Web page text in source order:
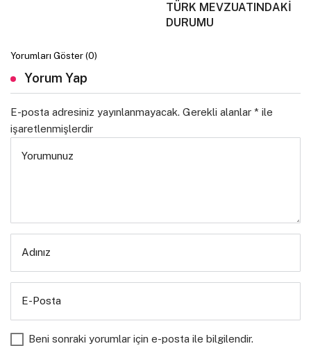
TÜRK MEVZUATINDAKİ
DURUMU
Yorumları Göster (0)
Yorum Yap
E-posta adresiniz yayınlanmayacak. Gerekli alanlar * ile
işaretlenmişlerdir
Yorumunuz
Adınız
E-Posta
Beni sonraki yorumlar için e-posta ile bilgilendir.